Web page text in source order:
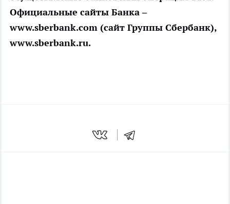
Официальные сайты Банка –
www.sberbank.com (сайт Группы Сбербанк),
www.sberbank.ru.